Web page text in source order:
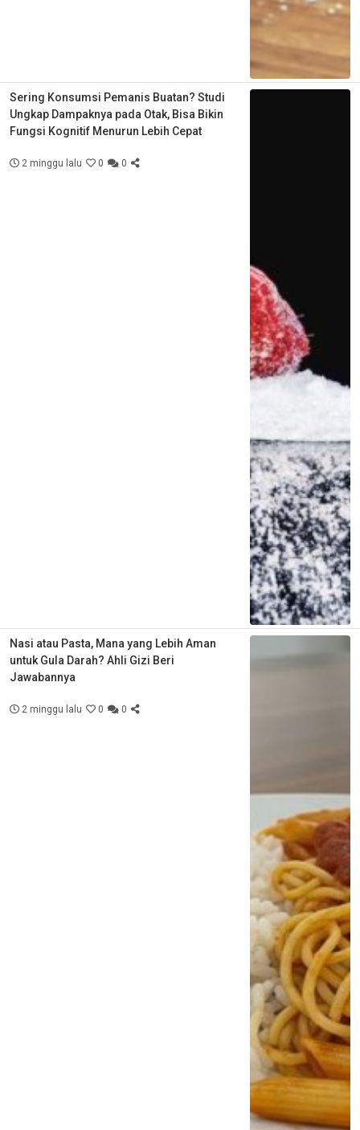
Sering Konsumsi Pemanis Buatan? Studi
Ungkap Dampaknya pada Otak, Bisa Bikin
Fungsi Kognitif Menurun Lebih Cepat
2 minggu lalu 0 0
Nasi atau Pasta, Mana yang Lebih Aman
untuk Gula Darah? Ahli Gizi Beri
Jawabannya
2 minggu lalu 0 0